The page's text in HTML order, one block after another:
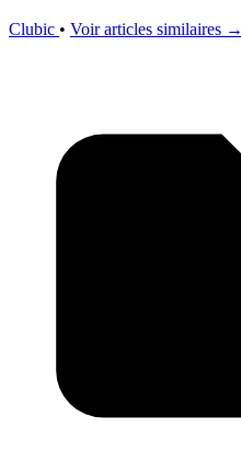
Clubic • Voir articles similaires →